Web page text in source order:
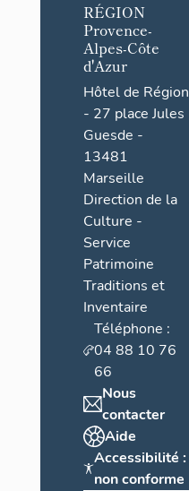
RÉGION
Provence-
Alpes-Côte
d'Azur
Hôtel de Région
- 27 place Jules
Guesde -
13481
Marseille
Direction de la
Culture -
Service
Patrimoine
Traditions et
Inventaire
Téléphone :
04 88 10 76
66
Nous
contacter
Aide
Accessibilité :
non conforme